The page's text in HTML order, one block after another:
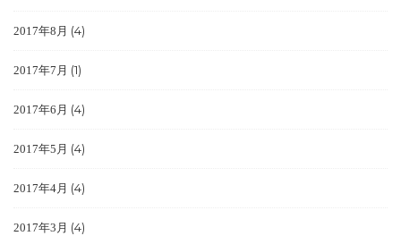
2017年8月 (4)
2017年7月 (1)
2017年6月 (4)
2017年5月 (4)
2017年4月 (4)
2017年3月 (4)